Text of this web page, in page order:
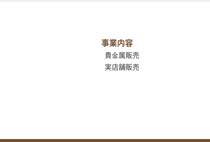
事業内容
貴⾦属販売
実店舗販売